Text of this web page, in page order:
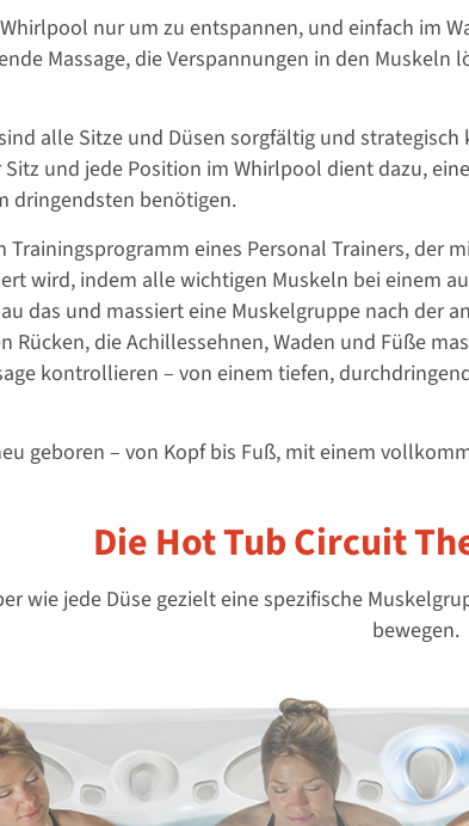
nur um zu entspannen, und einfach im
Massage, die Verspannungen in den
alle Sitze und Düsen sorgfältig und
und jede Position im Whirlpool dient dazu,
dringendsten benötigen.
Trainingsprogramm eines Personal Trainers,
wird, indem alle wichtigen Muskeln bei einem
das und massiert eine Muskelgruppe nach der
Rücken, die Achillessehnen, Waden und Füße
kontrollieren – von einem tiefen,
geboren – von Kopf bis Fuß, mit einem
Die Hot Tub Circuit
wie jede Düse gezielt eine spezifische
bewegen.